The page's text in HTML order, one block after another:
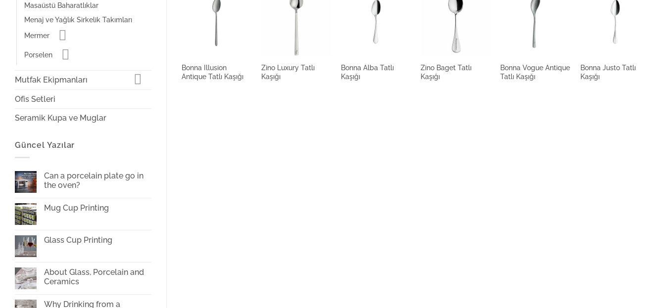
Masaüstü Baharatlıklar
Menaj ve Yağlık Sirkelik Takımları
Mermer
Porselen
Mutfak Ekipmanları
Ofis Setleri
Seramik Kupa ve Muglar
Güncel Yazılar
Can a porcelain plate go in
the oven?
on
go
Mug Cup Printing
Mug
Cup
Glass Cup Printing
Glass
Cup
Printing
About Glass, Porcelain and
Ceramics
on
Why Drinking from a
Bonna Illusion
Antique Tatlı Kaşığı
Zino Luxury Tatlı
Kaşığı
Bonna Alba Tatlı
Kaşığı
Zino Baget Tatlı
Kaşığı
Bonna Vogue Antique
Tatlı Kaşığı
Bonna Justo Tatlı
Kaşığı